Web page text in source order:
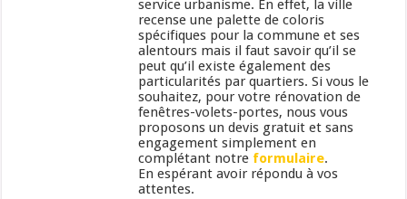
service urbanisme. En effet, la ville
recense une palette de coloris
spécifiques pour la commune et ses
alentours mais il faut savoir qu’il se
peut qu’il existe également des
particularités par quartiers. Si vous le
souhaitez, pour votre rénovation de
fenêtres-volets-portes, nous vous
proposons un devis gratuit et sans
engagement simplement en
complétant notre formulaire.
En espérant avoir répondu à vos
attentes.